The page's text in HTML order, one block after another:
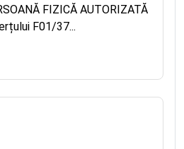
FIZICĂ AUTORIZATĂ
F01/37...